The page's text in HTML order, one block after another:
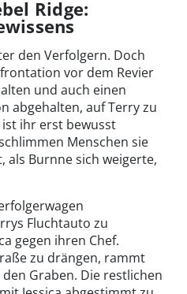
Ridge:
den Verfolgern. Doch
vor dem Revier
und auch einen
abgehalten, auf Terry zu
ihr erst bewusst
Menschen sie
als Burnne sich weigerte,
Fluchtauto zu
gegen ihren Chef.
zu drängen, rammt
Graben. Die restlichen